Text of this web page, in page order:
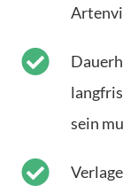
sein